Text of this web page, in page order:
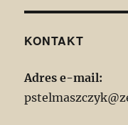
KONTAKT
Adres e-mail: